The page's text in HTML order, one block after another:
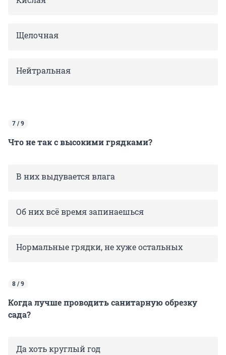
Щелочная
Нейтральная
7 / 9
Что не так с высокими грядками?
В них выдувается влага
Об них всё время запинаешься
Нормальные грядки, не хуже остальных
8 / 9
Когда лучше проводить санитарную обрезку
сада?
Да хоть круглый год